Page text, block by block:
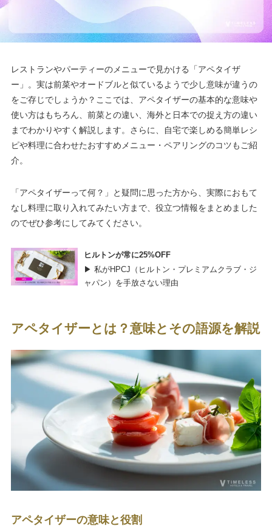
レストランやパーティーのメニューで見かける「アペタイザ
ー」。実は前菜やオードブルと似ているようで少し意味が違うの
をご存じでしょうか？ここでは、アペタイザーの基本的な意味や
使い方はもちろん、前菜との違い、海外と日本での捉え方の違い
までわかりやすく解説します。さらに、自宅で楽しめる簡単レシ
ピや料理に合わせたおすすめメニュー・ペアリングのコツもご紹
介。
「アペタイザーって何？」と疑問に思った方から、実際におもて
なし料理に取り入れてみたい方まで、役立つ情報をまとめました
のでぜひ参考にしてみてください。
ヒルトンが常に25%OFF
▶ 私がHPCJ（ヒルトン・プレミアムクラブ・ジ
ャパン）を手放さない理由
アペタイザーとは？意味とその語源を解説
アペタイザーの意味と役割